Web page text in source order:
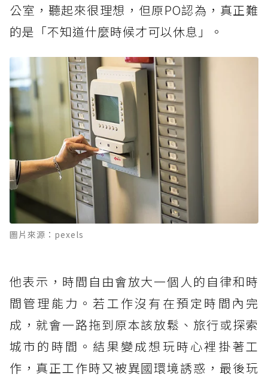
公室，聽起來很理想，但原PO認為，真正難
的是「不知道什麼時候才可以休息」。
圖片來源：pexels
他表示，時間自由會放大一個人的自律和時
間管理能力。若工作沒有在預定時間內完
成，就會一路拖到原本該放鬆、旅行或探索
城市的時間。結果變成想玩時心裡掛著工
作，真正工作時又被異國環境誘惑，最後玩